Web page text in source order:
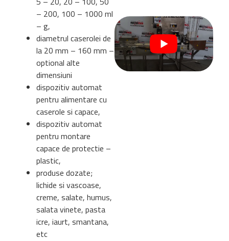
– 200, 100 – 1000 ml
– g,
diametrul caserolei de
la 20 mm – 160 mm –
optional alte
dimensiuni
dispozitiv automat
pentru alimentare cu
caserole si capace,
dispozitiv automat
pentru montare
capace de protectie –
plastic,
produse dozate;
lichide si vascoase,
creme, salate, humus,
salata vinete, pasta
icre, iaurt, smantana,
etc